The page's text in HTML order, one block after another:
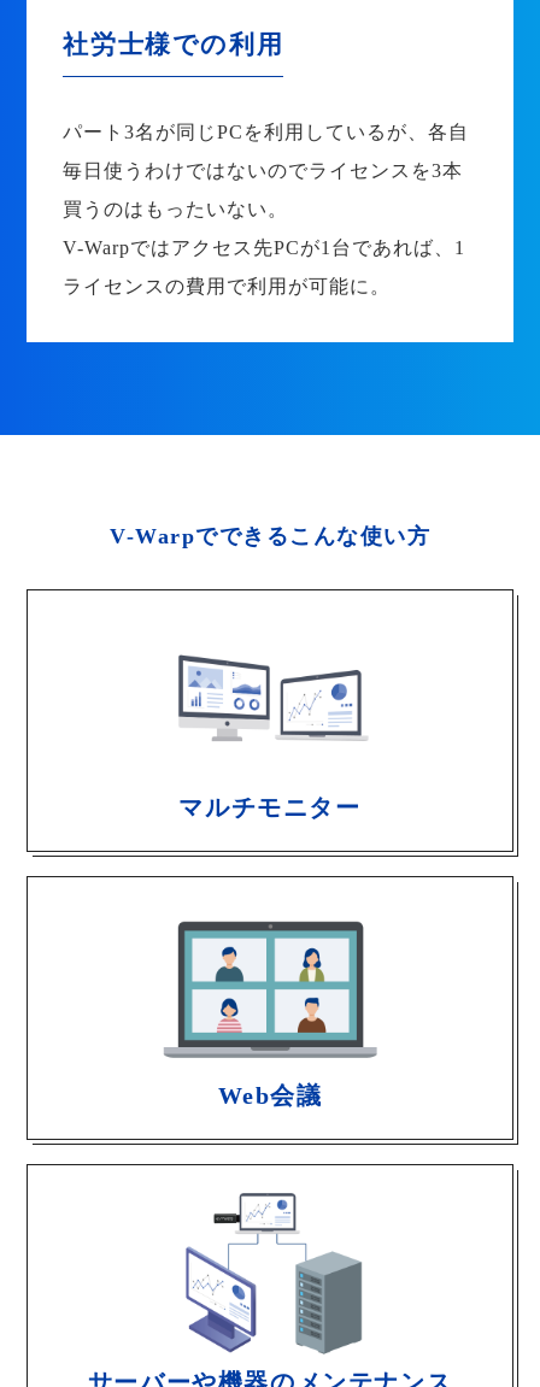
社労士様での利用
パート3名が同じPCを利用しているが、各自
毎日使うわけではないのでライセンスを3本
買うのはもったいない。
V-Warpではアクセス先PCが1台であれば、1
ライセンスの費用で利用が可能に。
V-Warpでできるこんな使い方
マルチモニター
Web会議